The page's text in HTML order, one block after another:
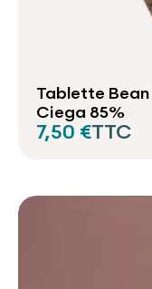
Tablette
Ciega 85%
7,50 €TTC